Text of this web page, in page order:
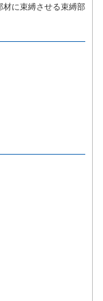
材に束縛させる束縛部